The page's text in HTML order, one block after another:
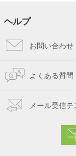
ヘルプ
お問い合わせ
よくある質問
メール受信テ